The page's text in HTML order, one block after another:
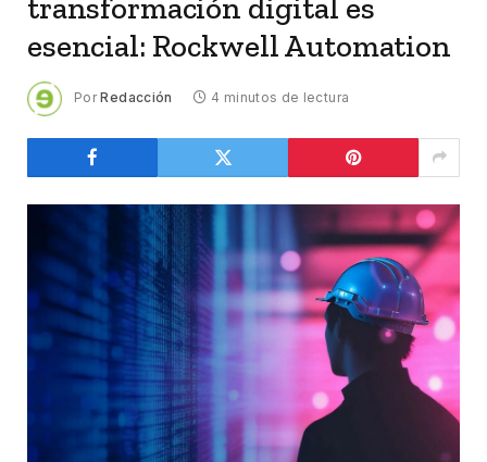
esencial: Rockwell Automation
Por Redacción 4 minutos de lectura